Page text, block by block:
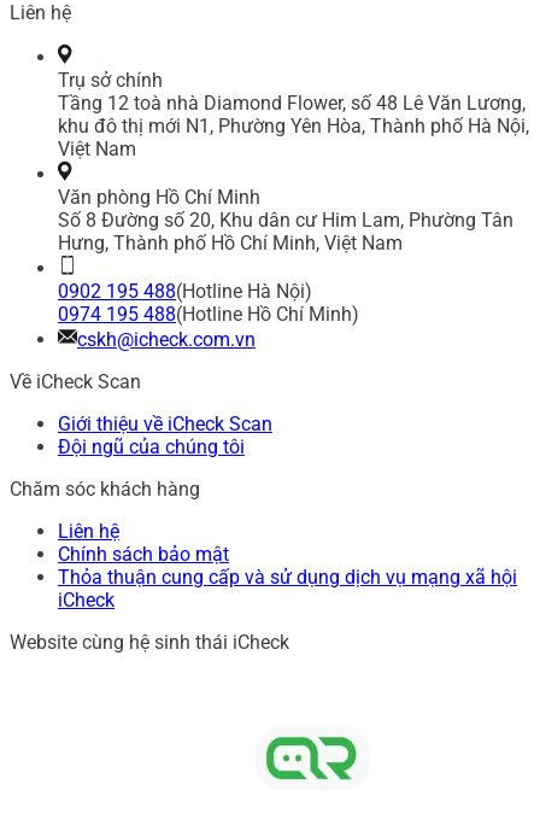
Liên hệ
Trụ sở chính
Tầng 12 toà nhà Diamond Flower, số 48 Lê Văn Lương,
khu đô thị mới N1, Phường Yên Hòa, Thành phố Hà Nội,
Việt Nam
Văn phòng Hồ Chí Minh
Số 8 Đường số 20, Khu dân cư Him Lam, Phường Tân
Hưng, Thành phố Hồ Chí Minh, Việt Nam
0902 195 488(Hotline Hà Nội)
0974 195 488(Hotline Hồ Chí Minh)
cskh@icheck.com.vn
Về iCheck Scan
Giới thiệu về iCheck Scan
Đội ngũ của chúng tôi
Chăm sóc khách hàng
Liên hệ
Chính sách bảo mật
Thỏa thuận cung cấp và sử dụng dịch vụ mạng xã hội
iCheck
Website cùng hệ sinh thái iCheck